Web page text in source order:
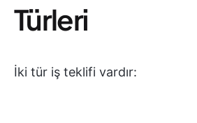
Türleri
İki tür iş teklifi vardır: